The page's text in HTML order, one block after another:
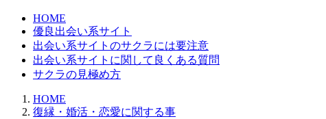
HOME
優良出会い系サイト
出会い系サイトのサクラには要注意
出会い系サイトに関して良くある質問
サクラの見極め方
HOME
復縁・婚活・恋愛に関する事